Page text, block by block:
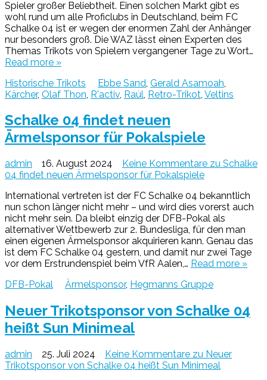
Spieler großer Beliebtheit. Einen solchen Markt gibt es
wohl rund um alle Proficlubs in Deutschland, beim FC
Schalke 04 ist er wegen der enormen Zahl der Anhänger
nur besonders groß. Die WAZ lässt einen Experten des
Themas Trikots von Spielern vergangener Tage zu Wort…
Read more »
Historische Trikots
Ebbe Sand Gerald Asamoah
Kärcher, Olaf Thon R'activ Raúl Retro-Trikot Veltins
Schalke 04 findet neuen
Ärmelsponsor für Pokalspiele
admin 16. August 2024 Keine Kommentare zu Schalke
04 findet neuen Ärmelsponsor für Pokalspiele
International vertreten ist der FC Schalke 04 bekanntlich
nun schon länger nicht mehr – und wird dies vorerst auch
nicht mehr sein. Da bleibt einzig der DFB-Pokal als
alternativer Wettbewerb zur 2. Bundesliga, für den man
einen eigenen Ärmelsponsor akquirieren kann. Genau das
ist dem FC Schalke 04 gestern, und damit nur zwei Tage
vor dem Erstrundenspiel beim VfR Aalen,… Read more »
DFB-Pokal
Ärmelsponsor, Hegmanns Gruppe
Neuer Trikotsponsor von Schalke 04
heißt Sun Minimeal
admin 25. Juli 2024 Keine Kommentare zu Neuer
Trikotsponsor von Schalke 04 heißt Sun Minimeal